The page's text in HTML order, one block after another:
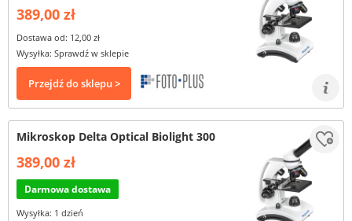
389,00 zł
Dostawa od: 12,00 zł
Wysyłka: Sprawdź w sklepie
Przejdź do sklepu >
Mikroskop Delta Optical Biolight 300
389,00 zł
Darmowa dostawa
Wysyłka: 1 dzień